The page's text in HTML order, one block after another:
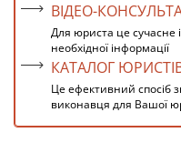
ВІДЕО-
Для юриста це сучасне
необхідної інформації
КАТАЛОГ
Це ефективний спосіб
виконавця для Вашої